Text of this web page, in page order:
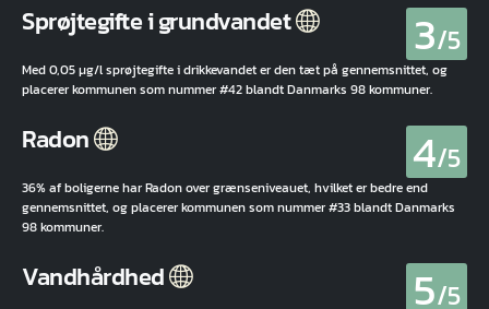
Sprøjtegifte i grundvandet 3/5
Med 0,05 µg/l sprøjtegifte i drikkevandet er den tæt på gennemsnittet, og
placerer kommunen som nummer #42 blandt Danmarks 98 kommuner.
Radon 4/5
36% af boligerne har Radon over grænseniveauet, hvilket er bedre end
gennemsnittet, og placerer kommunen som nummer #33 blandt Danmarks
98 kommuner.
Vandhårdhed 5/5